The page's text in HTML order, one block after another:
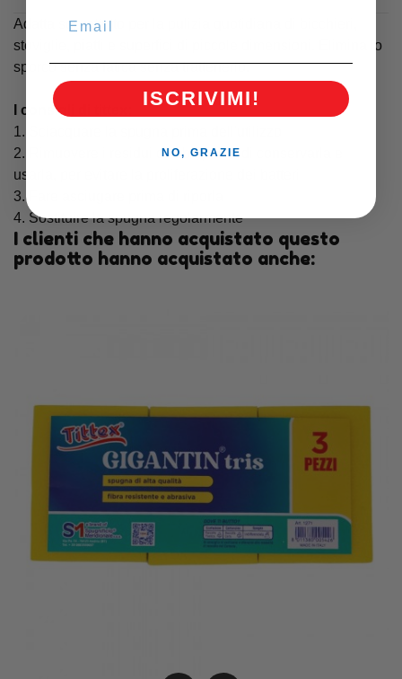
Adatta soprattutto per la pulizia quotidiana di bicchieri,
stoviglie, piatti e superfici di piccole dimensioni. Elimina lo
sporco senza fatica senza trattenerlo.
I consigli di tittex:
1. Sciacquare la spugna prima dell'utilizzo
2. Rimuovere i residui di cibo prima di conservarla e
usarla, per evitare la proliferazione dei batteri
3. Fare asciugare prima di riporla
4. Sostituire la spugna regolarmente
I clienti che hanno acquistato questo
prodotto hanno acquistato anche:
ISCRIVIMI!
NO, GRAZIE